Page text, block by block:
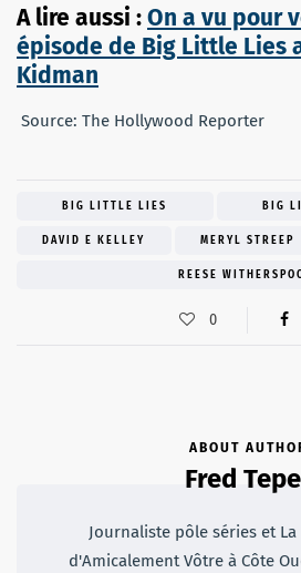
A lire aussi :On a vu pour
épisode de Big Little Lies
Kidman
Source: The Hollywood Reporter
BIG LITTLE LIES BIG
DAVID E KELLEY MERYL STREEP
REESE
0
ABOUT
Fred
Journaliste pôle séries et La
d'Amicalement Vôtre à Côte